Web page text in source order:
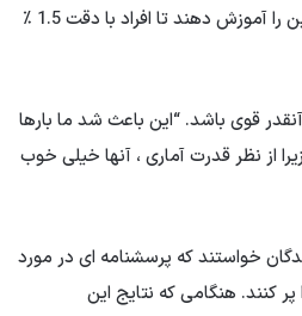
تنفس ، الگوریتم یادگیری ماشین را آموزش دهند تا افراد با دقت 1.5 ٪
قوی باشد. “این باعث شد ما بارها
از نظر قدرت آماری ، آنها خیلی خوب
خواستند که پرسشنامه ای در مورد
کنند. هنگامی که نتایج این